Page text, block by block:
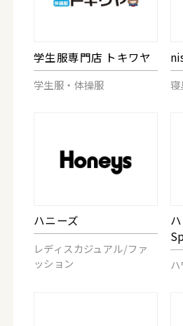
学生服専門店 トキワヤ
学生服・体操服 寝
ハニーズ
レディスカジュアル/ファ
ッション